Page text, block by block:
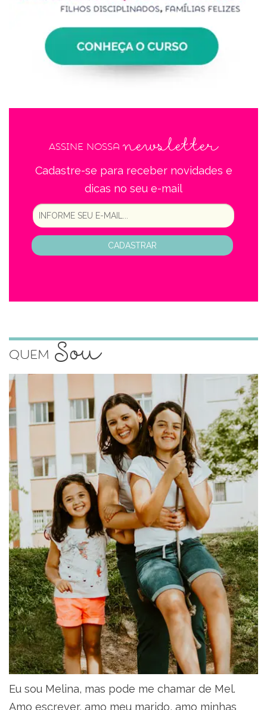
Assine nossanewsletter
Cadastre-se para receber novidades e
dicas no seu e-mail
CADASTRAR
Quem Sou
Eu sou Melina, mas pode me chamar de Mel.
Amo escrever, amo meu marido, amo minhas